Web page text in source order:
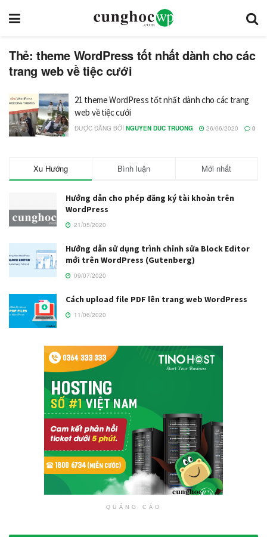
Thẻ: theme WordPress tốt nhất dành cho các
trang web về tiệc cưới
21 theme WordPress tốt nhất dành cho các trang
web về tiệc cưới
ĐƯỢC ĐĂNG BỞI NGUYEN DUC TRUONG 26/06/2020 0
Xu Hướng Bình luận Mới nhất
Hướng dẫn cho phép đăng ký tài khoản trên
WordPress
21/05/2020
Hướng dẫn sử dụng trình chỉnh sửa Block Editor
mới trên WordPress (Gutenberg)
09/07/2020
Cách upload file PDF lên trang web WordPress
11/06/2020
QUẢNG CÁO